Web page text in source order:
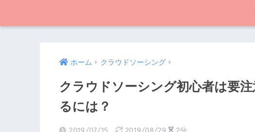
ホーム クラウドソーシング
クラウドソーシング初心者は要
るには？